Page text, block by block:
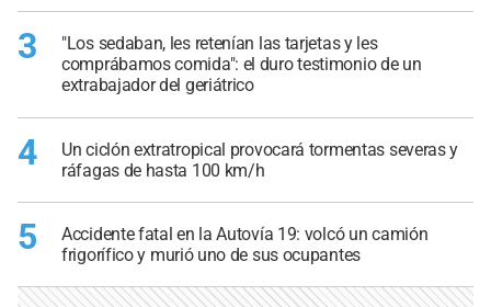
3
"Los sedaban, les retenían las tarjetas y les
comprábamos comida": el duro testimonio de un
extrabajador del geriátrico
4
Un ciclón extratropical provocará tormentas severas y
ráfagas de hasta 100 km/h
5
Accidente fatal en la Autovía 19: volcó un camión
frigorífico y murió uno de sus ocupantes